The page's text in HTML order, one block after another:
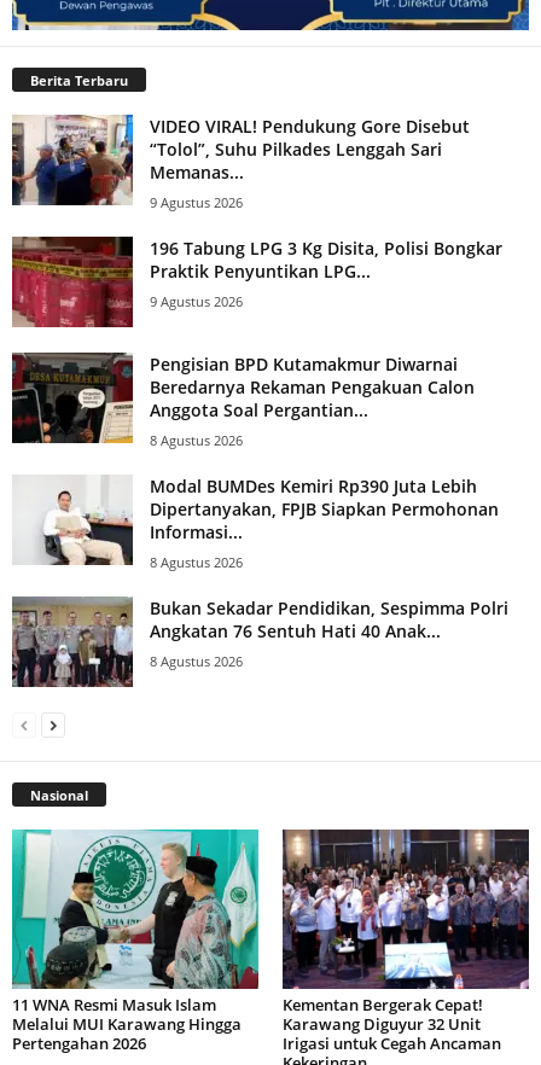
Berita Terbaru
VIDEO VIRAL! Pendukung Gore Disebut
“Tolol”, Suhu Pilkades Lenggah Sari
Memanas...
9 Agustus 2026
196 Tabung LPG 3 Kg Disita, Polisi Bongkar
Praktik Penyuntikan LPG...
9 Agustus 2026
Pengisian BPD Kutamakmur Diwarnai
Beredarnya Rekaman Pengakuan Calon
Anggota Soal Pergantian...
8 Agustus 2026
Modal BUMDes Kemiri Rp390 Juta Lebih
Dipertanyakan, FPJB Siapkan Permohonan
Informasi...
8 Agustus 2026
Bukan Sekadar Pendidikan, Sespimma Polri
Angkatan 76 Sentuh Hati 40 Anak...
8 Agustus 2026
Nasional
11 WNA Resmi Masuk Islam
Melalui MUI Karawang Hingga
Pertengahan 2026
Kementan Bergerak Cepat!
Karawang Diguyur 32 Unit
Irigasi untuk Cegah Ancaman